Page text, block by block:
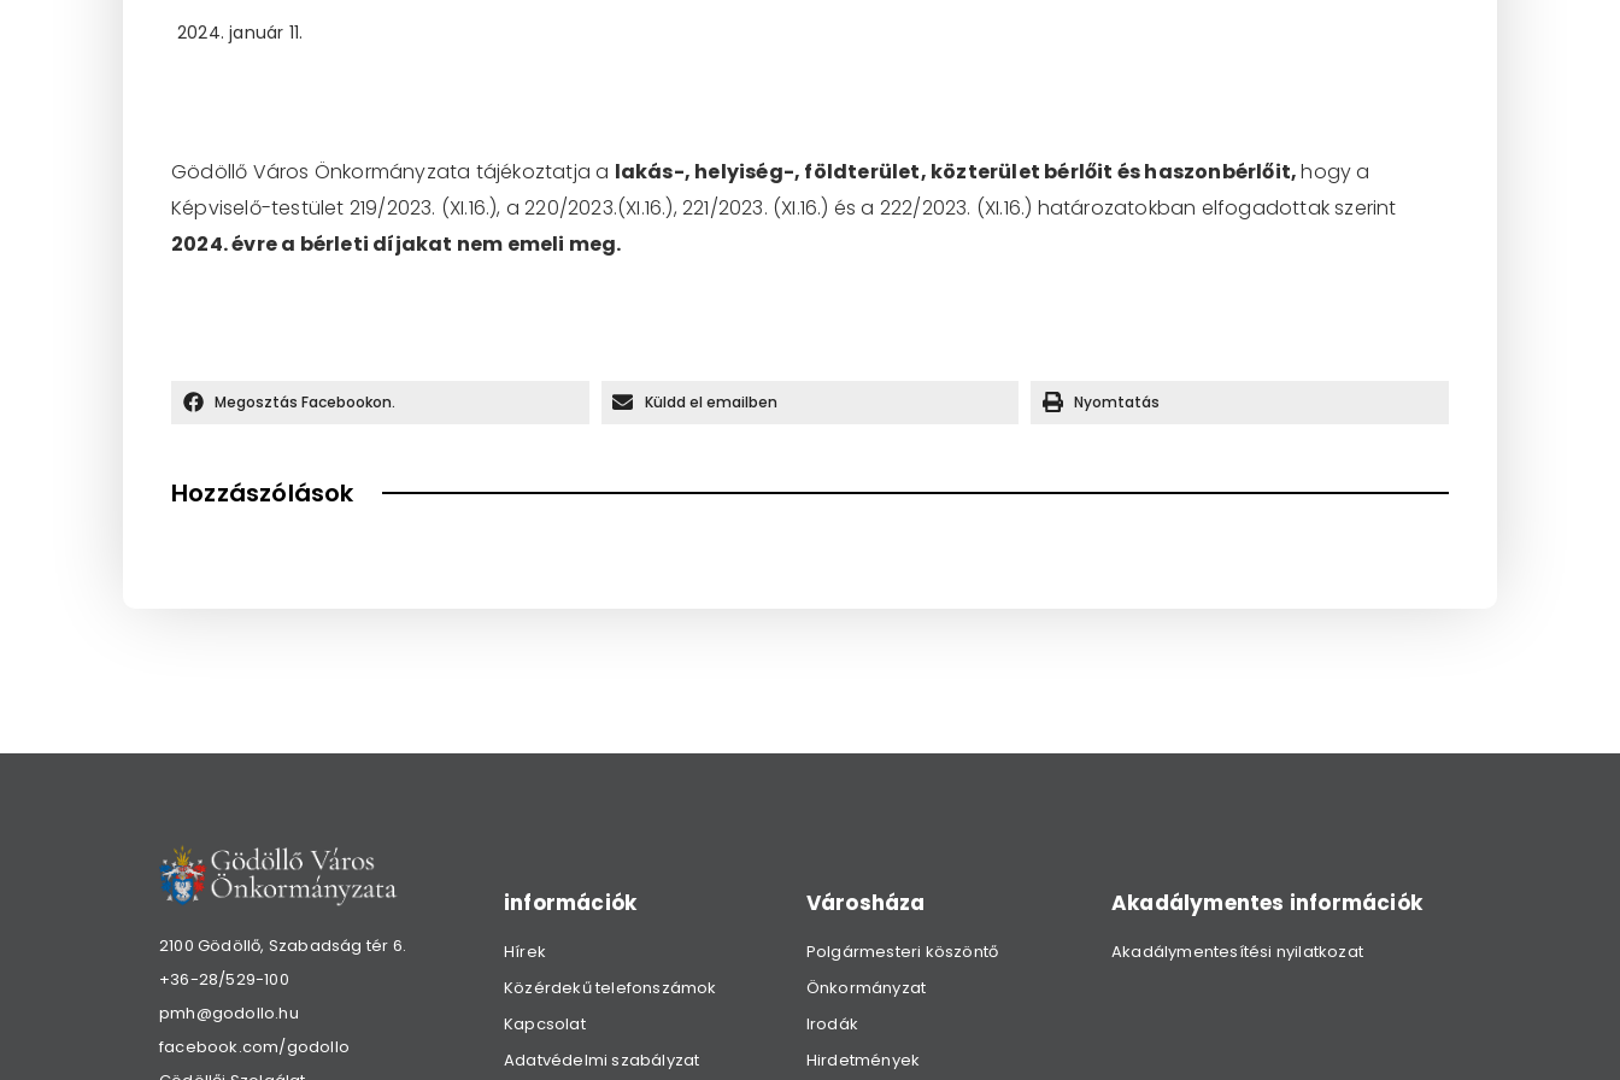
2024. január 11.
Gödöllő Város Önkormányzata tájékoztatja a lakás-, helyiség-, földterület, közterület bérlőit és haszonbérlőit,hogy a
Képviselő-testület 219/2023. (XI.16.), a 220/2023.(XI.16.), 221/2023. (XI.16.) és a 222/2023. (XI.16.) határozatokban elfogadottak szerint
2024. évre a bérleti díjakat nem emeli meg.
Megosztás Facebookon. Küldd el emailben Nyomtatás
Hozzászólások
2100 Gödöllő, Szabadság tér 6.
+36-28/529-100
pmh@godollo.hu
facebook.com/godollo
információk
Hírek
Közérdekű telefonszámok
Kapcsolat
Adatvédelmi szabályzat
Városháza
Polgármesteri köszöntő
Önkormányzat
Irodák
Hirdetmények
Akadálymentes információk
Akadálymentesítési nyilatkozat